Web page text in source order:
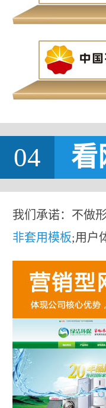
04 看
我们承诺：不做
非套用模板;用户